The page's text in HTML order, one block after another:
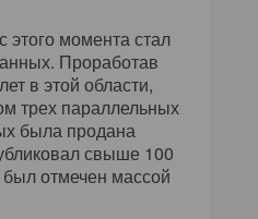
этого момента стал
Проработав
в этой области,
трех параллельных
была продана
свыше 100
был отмечен массой